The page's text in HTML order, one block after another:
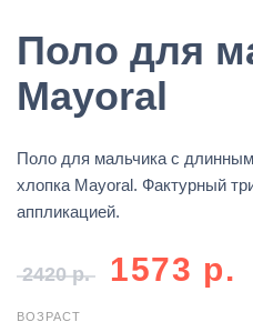
Поло для
Mayoral
Поло для мальчика с
хлопка Mayoral. Фактурный
аппликацией.
2420р. 1573 р.
ВОЗРАСТ